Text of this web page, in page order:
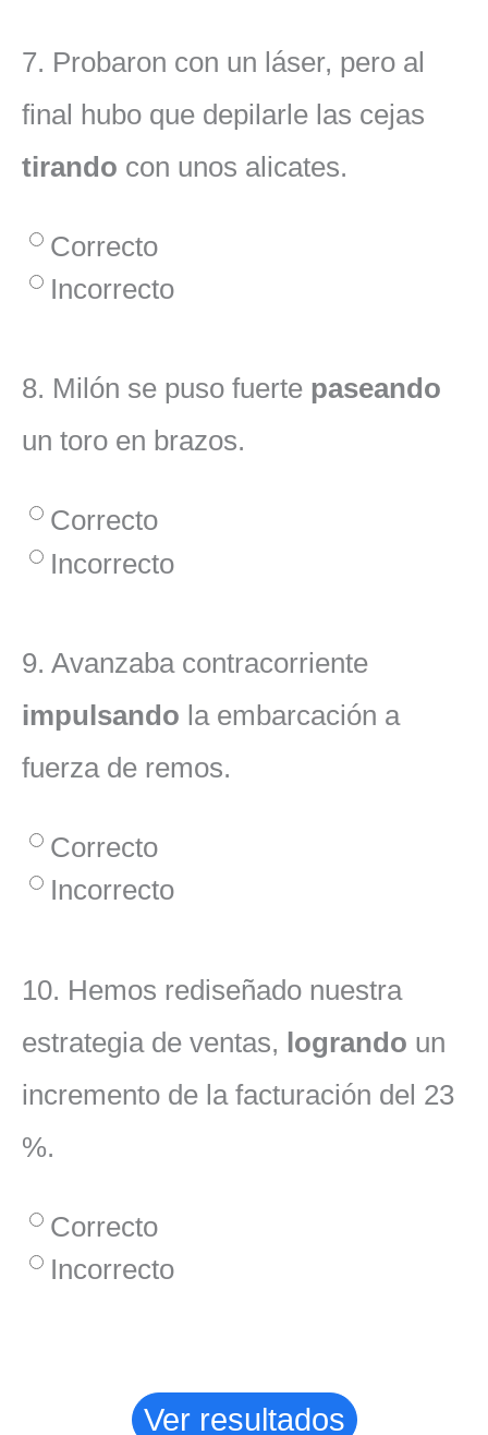
7. Probaron con un láser, pero al
final hubo que depilarle las cejas
tirando con unos alicates.
Correcto
Incorrecto
8. Milón se puso fuerte paseando
un toro en brazos.
Correcto
Incorrecto
9. Avanzaba contracorriente
impulsando la embarcación a
fuerza de remos.
Correcto
Incorrecto
10. Hemos rediseñado nuestra
estrategia de ventas, logrando un
incremento de la facturación del 23
%.
Correcto
Incorrecto